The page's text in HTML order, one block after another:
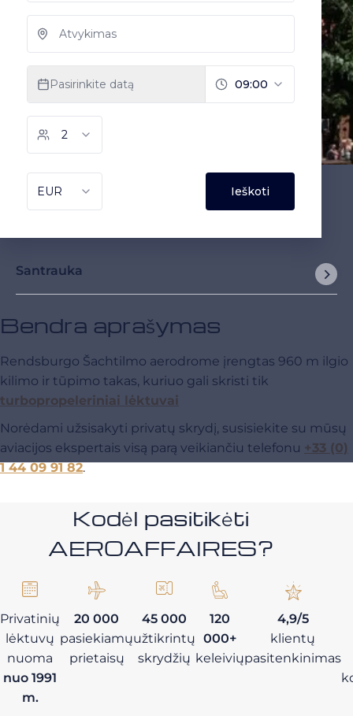
Santrauka
Bendra aprašymas
Rendsburgo Šachtilmo aerodrome įrengtas 960 m ilgio
kilimo ir tūpimo takas, kuriuo gali skristi tik
turbopropeleriniai lėktuvai
Norėdami užsisakyti privatų skrydį, susisiekite su mūsų
aviacijos ekspertais visą parą veikiančiu telefonu +33 (0)
1 44 09 91 82.
Kodėl pasitikėti
AEROAFFAIRES?
Privatinių
lėktuvų
nuoma
nuo 1991
m.
20 000
pasiekiamų
prietaisų
45 000
užtikrintų
skrydžių
120
000+
keleivių
4,9/5
klientų
pasitenkinimas